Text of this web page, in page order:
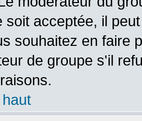
soit acceptée, il
souhaitez en faire
de groupe s'il